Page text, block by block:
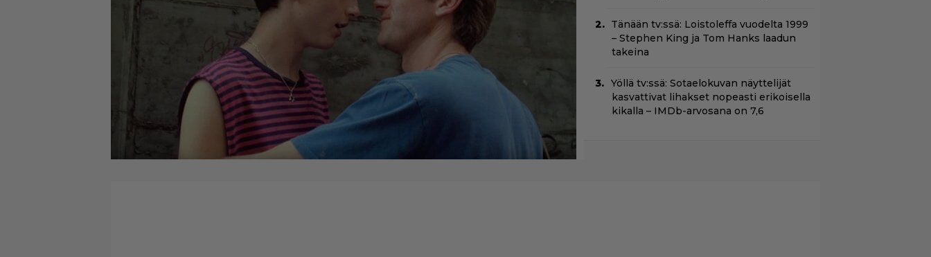
Tänään tv:ssä: Loistoleffa vuodelta 1999
– Stephen King ja Tom Hanks laadun
takeina
Yöllä tv:ssä: Sotaelokuvan näyttelijät
kasvattivat lihakset nopeasti erikoisella
kikalla – IMDb-arvosana on 7,6